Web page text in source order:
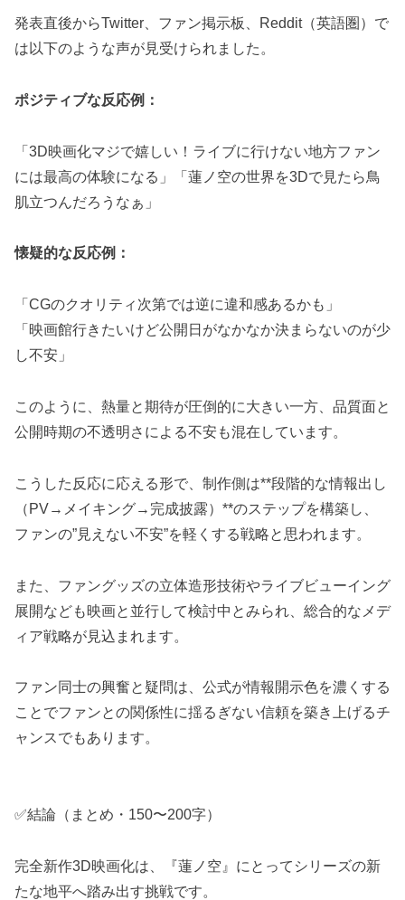
発表直後からTwitter、ファン掲示板、Reddit（英語圏）で
は以下のような声が見受けられました。
ポジティブな反応例：
「3D映画化マジで嬉しい！ライブに行けない地方ファン
には最高の体験になる」「蓮ノ空の世界を3Dで見たら鳥
肌立つんだろうなぁ」
懐疑的な反応例：
「CGのクオリティ次第では逆に違和感あるかも」
「映画館行きたいけど公開日がなかなか決まらないのが少
し不安」
このように、熱量と期待が圧倒的に大きい一方、品質面と
公開時期の不透明さによる不安も混在しています。
こうした反応に応える形で、制作側は**段階的な情報出し
（PV→メイキング→完成披露）**のステップを構築し、
ファンの”見えない不安”を軽くする戦略と思われます。
また、ファングッズの立体造形技術やライブビューイング
展開なども映画と並行して検討中とみられ、総合的なメデ
ィア戦略が見込まれます。
ファン同士の興奮と疑問は、公式が情報開示色を濃くする
ことでファンとの関係性に揺るぎない信頼を築き上げるチ
ャンスでもあります。
✅結論（まとめ・150〜200字）
完全新作3D映画化は、『蓮ノ空』にとってシリーズの新
たな地平へ踏み出す挑戦です。